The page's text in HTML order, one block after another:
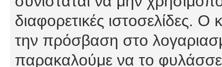
διαφορετικές ιστοσελίδες.
την πρόσβαση στο
παρακαλούμε να το